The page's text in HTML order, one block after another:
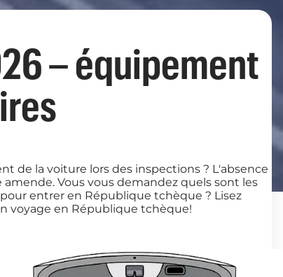
– équipement
de la voiture lors des inspections ? L'absence
Vous vous demandez quels sont les
entrer en République tchèque ? Lisez
voyage en République tchèque!